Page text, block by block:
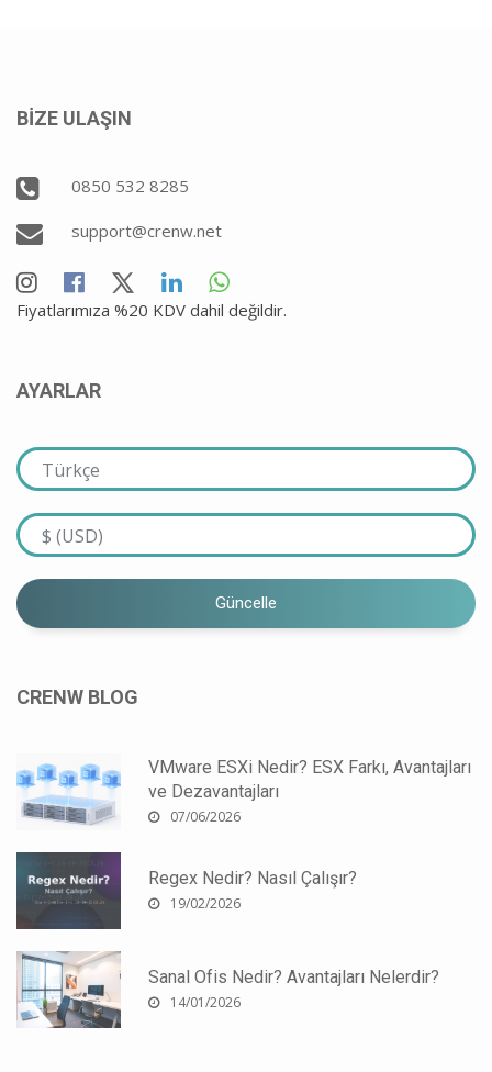
BİZE ULAŞIN
0850 532 8285
support@crenw.net
Fiyatlarımıza %20 KDV dahil değildir.
AYARLAR
Güncelle
CRENW BLOG
VMware ESXi Nedir? ESX Farkı, Avantajları
ve Dezavantajları
07/06/2026
Regex Nedir? Nasıl Çalışır?
19/02/2026
Sanal Ofis Nedir? Avantajları Nelerdir?
14/01/2026